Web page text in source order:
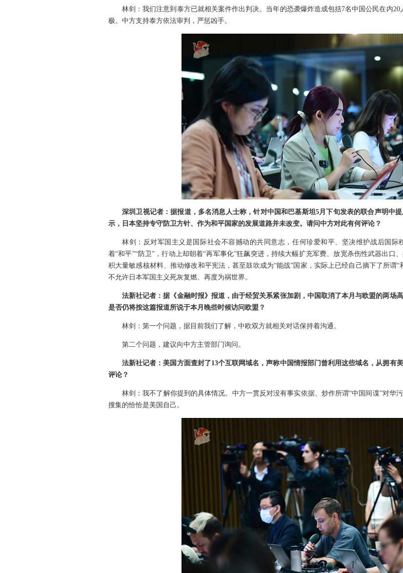
林剑：我们注意到泰方已就相关案件作出判决。当年的恐袭爆炸造成包括7名中国公民在内
极。中方支持泰方依法审判，严惩凶手。
深圳卫视记者：据报道，多名消息人士称，针对中国和巴基斯坦5月下旬发表的联合声明中
示，日本坚持专守防卫方针、作为和平国家的发展道路并未改变。请问中方对此有何评论？
林剑：反对军国主义是国际社会不容撼动的共同意志，任何珍爱和平、坚决维护战后国
着“和平”“防卫”，行动上却朝着“再军事化”狂飙突进，持续大幅扩充军费、放宽杀伤性武器出口
积大量敏感核材料、推动修改和平宪法，甚至鼓吹成为“能战”国家，实际上已经自己摘下了所谓
不允许日本军国主义死灰复燃、再度为祸世界。
法新社记者：据《金融时报》报道，由于经贸关系紧张加剧，中国取消了本月与欧盟的两场
是否仍将按这篇报道所说于本月晚些时候访问欧盟？
林剑：第一个问题，据目前我们了解，中欧双方就相关对话保持着沟通。
第二个问题，建议向中方主管部门询问。
法新社记者：美国方面查封了13个互联网域名，声称中国情报部门曾利用这些域名，从拥有
评论？
林剑：我不了解你提到的具体情况。中方一贯反对没有事实依据、炒作所谓“中国间谍”对华
搜集的恰恰是美国自己。